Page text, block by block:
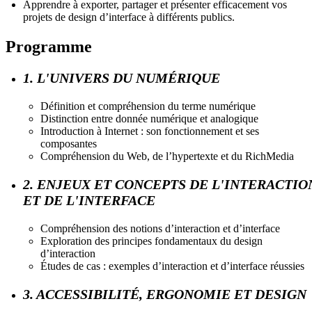
Apprendre à exporter, partager et présenter efficacement vos
projets de design d’interface à différents publics.
Programme
1. L'UNIVERS DU NUMÉRIQUE
Définition et compréhension du terme numérique
Distinction entre donnée numérique et analogique
Introduction à Internet : son fonctionnement et ses
composantes
Compréhension du Web, de l’hypertexte et du RichMedia
2. ENJEUX ET CONCEPTS DE
ET DE L'INTERFACE
Compréhension des notions d’interaction et d’interface
Exploration des principes fondamentaux du design
d’interaction
Études de cas : exemples d’interaction et d’interface réussies
3. ACCESSIBILITÉ, ERGONOMIE ET DESIGN